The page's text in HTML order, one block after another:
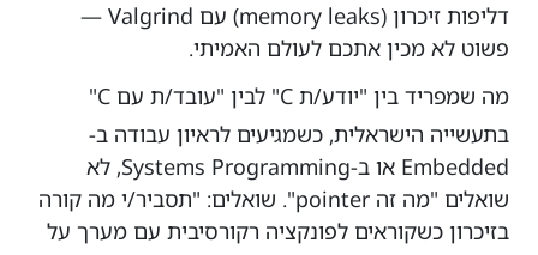
דליפות זיכרון (memory leaks) עם Valgrind —
פשוט לא מכין אתכם לעולם האמיתי.
מה שמפריד בין "יודע/ת C" לבין "עובד/ת עם C"
בתעשייה הישראלית, כשמגיעים לראיון עבודה ב-
Embedded או ב-Systems Programming, לא
שואלים "מה זה pointer". שואלים: "תסביר/י מה קורה
בזיכרון כשקוראים לפונקציה רקורסיבית עם מערך על